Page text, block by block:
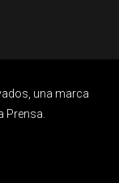
una marca
Prensa.